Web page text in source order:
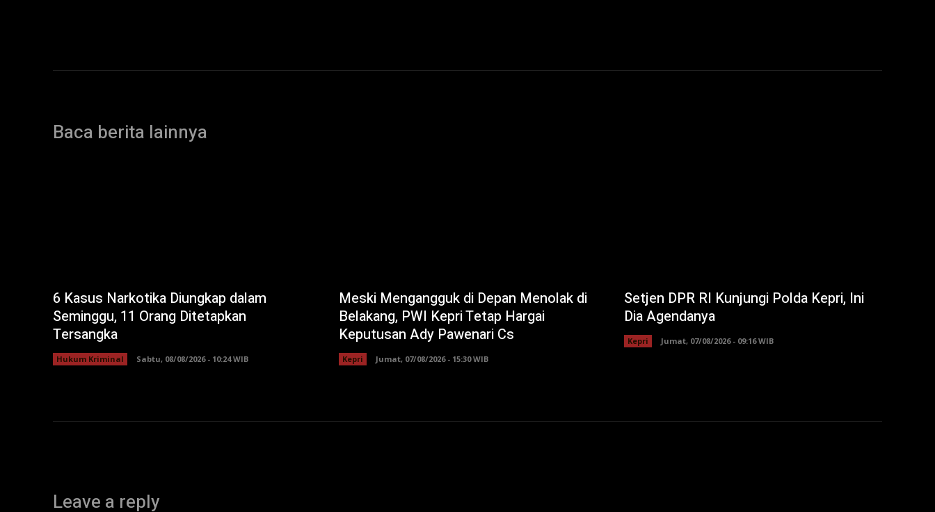
Baca berita lainnya
6 Kasus Narkotika Diungkap dalam
Seminggu, 11 Orang Ditetapkan
Tersangka
Hukum Kriminal Sabtu, 08/08/2026 - 10:24 WIB
Meski Mengangguk di Depan Menolak di
Belakang, PWI Kepri Tetap Hargai
Keputusan Ady Pawenari Cs
Kepri Jumat, 07/08/2026 - 15:30 WIB
Setjen DPR RI Kunjungi Polda Kepri, Ini
Dia Agendanya
Kepri Jumat, 07/08/2026 - 09:16 WIB
Leave a reply